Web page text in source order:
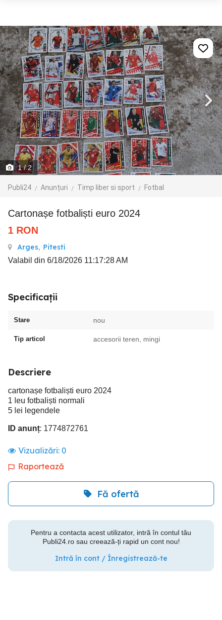
1/ 2
Publi24 Anunțuri Timp liber si sport Fotbal
cartonașe fotbaliști euro 2024
1 RON
Arges, Pitesti
Valabil din 6/18/2026 11:17:28 AM
Specificații
Stare nou
Tip articol accesorii teren, mingi
Descriere
cartonașe fotbaliști euro 2024
1 leu fotbaliști normali
5 lei legendele
ID anunț: 1774872761
Vizualizări: 0
Raportează
Fă ofertă
Pentru a contacta acest utilizator, intră în contul tău
Publi24.ro sau creează-ți rapid un cont nou!
Intră în cont / Înregistrează-te